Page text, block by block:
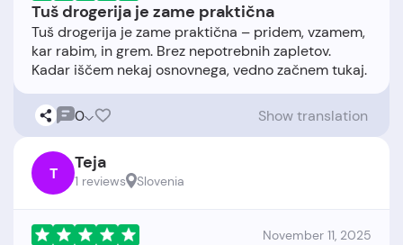
Tuš drogerija je zame praktična
Tuš drogerija je zame praktična – pridem, vzamem,
kar rabim, in grem. Brez nepotrebnih zapletov.
0 Show translation
T Teja
1 reviews Slovenia
November 11, 2025